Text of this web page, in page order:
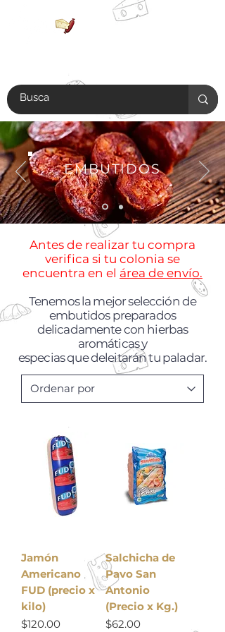
EMBUTIDOS
Antes de realizar tu compra
verifica si tu colonia se
encuentra en el área de envío.
Tenemos la mejor selección de
embutidos preparados
delicadamente con hierbas
aromáticas y
especias que deleitarán tu paladar.
Jamón
Americano
FUD (precio x
kilo)
Precio
$120.00
Salchicha de
Pavo San
Antonio
(Precio x Kg.)
Precio
$62.00